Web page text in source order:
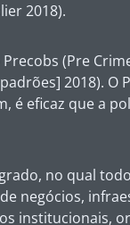
2018).
(Pre
2018). O
é eficaz que a
no qual
negócios,
institucionais,